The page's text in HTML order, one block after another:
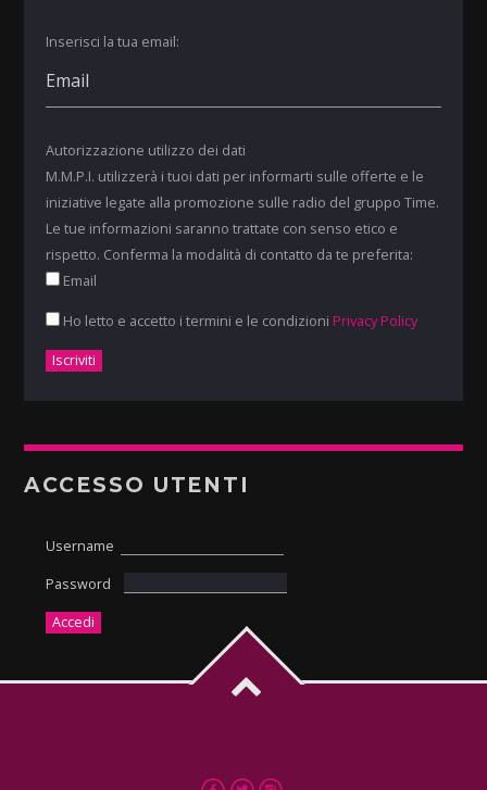
Inserisci la tua email:
Autorizzazione utilizzo dei dati
M.M.P.I. utilizzerà i tuoi dati per informarti sulle offerte e le
iniziative legate alla promozione sulle radio del gruppo Time.
Le tue informazioni saranno trattate con senso etico e
rispetto. Conferma la modalità di contatto da te preferita:
Email
Ho letto e accetto i termini e le condizioni Privacy Policy
ACCESSO UTENTI
Username
Password